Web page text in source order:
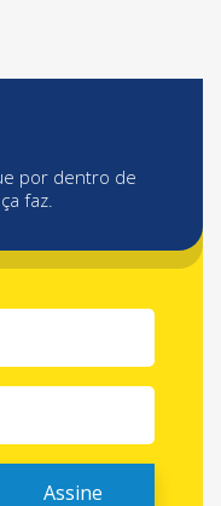
por dentro de
faz.